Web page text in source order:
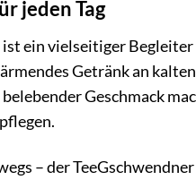
jeden Tag
ein vielseitiger
Getränk an
Geschmack
– der